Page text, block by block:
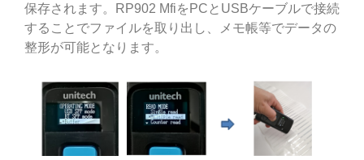
保存されます。RP902 MfiをPCとUSBケーブルで接続
することでファイルを取り出し、メモ帳等でデータの
整形が可能となります。